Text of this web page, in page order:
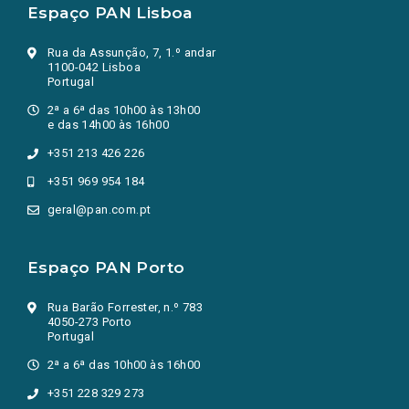
Espaço PAN Lisboa
Rua da Assunção, 7, 1.º andar
1100-042 Lisboa
Portugal
2ª a 6ª das 10h00 às 13h00
e das 14h00 às 16h00
+351 213 426 226
+351 969 954 184
geral@pan.com.pt
Espaço PAN Porto
Rua Barão Forrester, n.º 783
4050-273 Porto
Portugal
2ª a 6ª das 10h00 às 16h00
+351 228 329 273